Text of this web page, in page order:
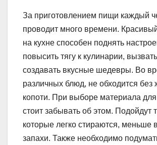
За приготовлением пищи каждый
проводит много времени.
на кухне способен поднять
повысить тягу к кулинарии,
создавать вкусные шедевры. Во
различных блюд, не обходится без
копоти. При выборе материала
стоит забывать об этом. Подойдут
которые легко стираются, меньше
запахи. Также необходимо